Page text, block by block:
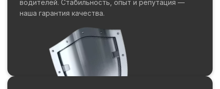
водителей. Стабильность, опыт и репутация —
наша гарантия качества.